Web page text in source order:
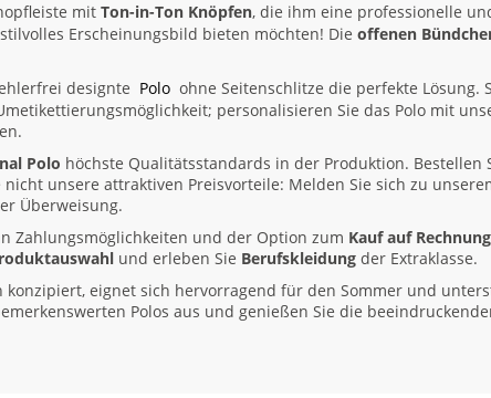
mit Ton-in-Ton Knöpfen, die ihm eine professionelle
Erscheinungsbild bieten möchten! Die offenen
designte Polo ohne Seitenschlitze die perfekte Lösung.
personalisieren Sie das Polo mit
Polo höchste Qualitätsstandards in der Produktion.
nicht unsere attraktiven Preisvorteile: Melden Sie sich zu
Überweisung.
Zahlungsmöglichkeiten und der Option zum Kauf auf Rechnung
und erleben Sie Berufskleidung der Extraklasse.
konzipiert, eignet sich hervorragend für den Sommer und
Polos aus und genießen Sie die